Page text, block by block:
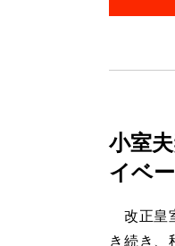
小室
イベ
改正皇
き続き、